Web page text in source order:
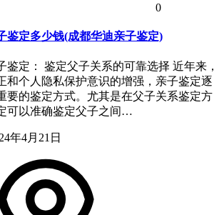
0
鉴定多少钱(成都华迪亲子鉴定)
鉴定： 鉴定父子关系的可靠选择 近年来，
和个人隐私保护意识的增强，亲子鉴定逐
要的鉴定方式。尤其是在父子关系鉴定方
可以准确鉴定父子之间…
年4月21日